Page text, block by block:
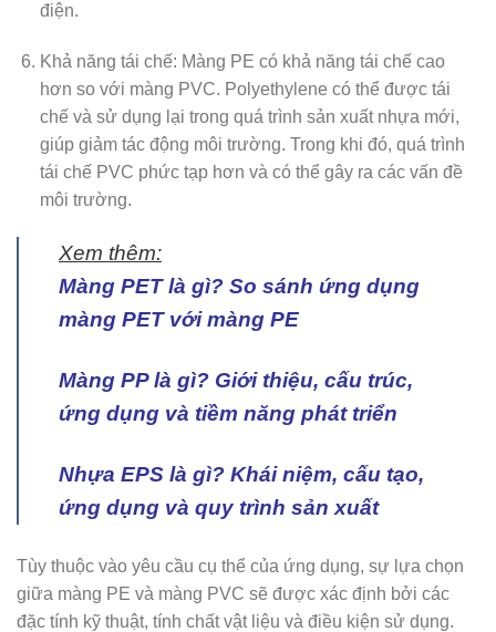
điện.
Khả năng tái chế: Màng PE có khả năng tái chế cao
hơn so với màng PVC. Polyethylene có thể được tái
chế và sử dụng lại trong quá trình sản xuất nhựa mới,
giúp giảm tác động môi trường. Trong khi đó, quá trình
tái chế PVC phức tạp hơn và có thể gây ra các vấn đề
môi trường.
Xem thêm:
Màng PET là gì? So sánh ứng dụng
màng PET với màng PE
Màng PP là gì? Giới thiệu, cấu trúc,
ứng dụng và tiềm năng phát triển
Nhựa EPS là gì? Khái niệm, cấu tạo,
ứng dụng và quy trình sản xuất
Tùy thuộc vào yêu cầu cụ thể của ứng dụng, sự lựa chọn
giữa màng PE và màng PVC sẽ được xác định bởi các
đặc tính kỹ thuật, tính chất vật liệu và điều kiện sử dụng.